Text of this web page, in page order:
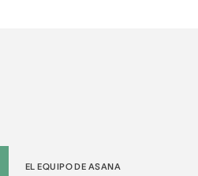
EL EQUIPO DE ASANA